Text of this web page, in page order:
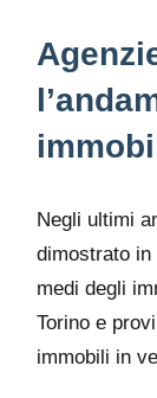
Negli ultimi
dimostrato
medi degli
Torino e
immobili in